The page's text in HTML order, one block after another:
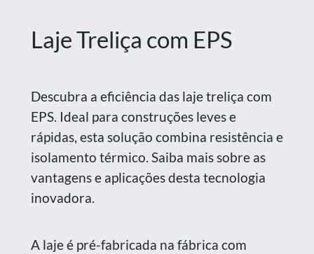
Laje Treliça com EPS
Descubra a eficiência das laje treliça com
EPS. Ideal para construções leves e
rápidas, esta solução combina resistência e
isolamento térmico. Saiba mais sobre as
vantagens e aplicações desta tecnologia
inovadora.
A laje é pré-fabricada na fábrica com